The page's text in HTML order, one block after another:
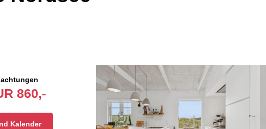
860,-
Kalender